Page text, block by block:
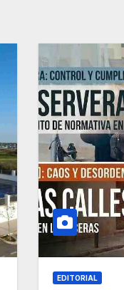
EDITORIAL